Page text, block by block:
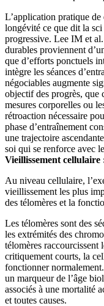
L’application pratique
longévité ce que dit la
progressive. Lee IM et
durables proviennent
que d’efforts ponctuels
intègre les séances
négociables augmente
objectif des progrès, que
mesures corporelles ou
rétroaction nécessaire
phase d’entraînement
une trajectoire
soi qui se renforce avec
Vieillissement
Au niveau cellulaire,
vieillissement les plus
des télomères et la
Les télomères sont des
les extrémités des
télomères raccourcissent
critiquement courts, la
fonctionner
un marqueur de l’âge
associés à une mortalité
et toutes causes.